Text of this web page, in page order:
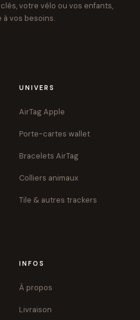
votre vélo ou vos enfants,
vos besoins.
UNIVERS
AirTag Apple
Porte-cartes wallet
Bracelets AirTag
Colliers animaux
Tile & autres trackers
INFOS
À propos
Livraison